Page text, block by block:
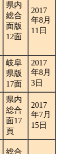
県内
総合
面版
12面
2017
年8月
11日
岐阜
県版
17面
2017
年8月
3日
県内
総合
面17
頁
2017
年7月
15日
総合